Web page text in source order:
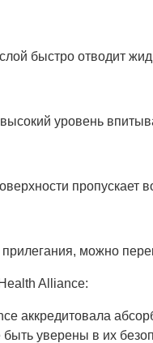
быстро отводит
уровень
пропускает
можно
Alliance:
аккредитовала
уверены в их